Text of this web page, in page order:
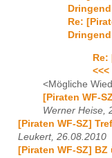
Dringend
Re:
Dringend
Re:
<<<
<Mögliche
[Piraten WF-
Werner Heise,
[Piraten WF-SZ]
Leukert, 26.08.2010
[Piraten WF-SZ] BZ